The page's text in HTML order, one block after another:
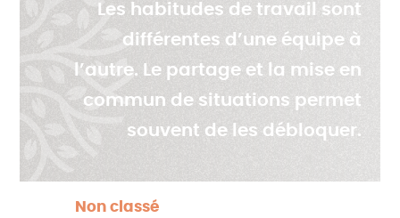
Les habitudes de travail sont
différentes d’une équipe à
l’autre. Le partage et la mise en
commun de situations permet
souvent de les débloquer.
Non classé